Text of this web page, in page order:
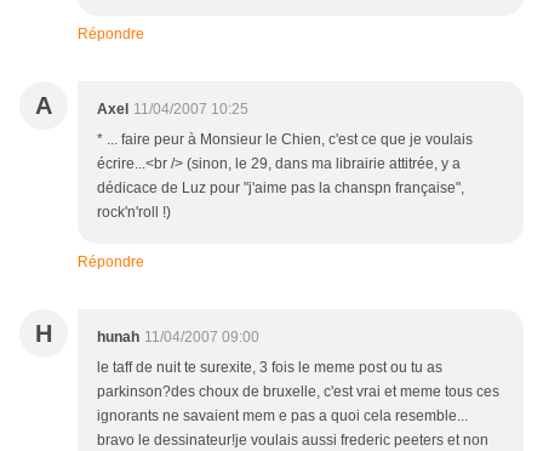
Répondre
A Axel 11/04/2007 10:25
* ... faire peur à Monsieur le Chien, c'est ce que je voulais
écrire...<br /> (sinon, le 29, dans ma librairie attitrée, y a
dédicace de Luz pour "j'aime pas la chanspn française",
rock'n'roll !)
Répondre
H hunah 11/04/2007 09:00
le taff de nuit te surexite, 3 fois le meme post ou tu as
parkinson?des choux de bruxelle, c'est vrai et meme tous ces
ignorants ne savaient mem e pas a quoi cela resemble...
bravo le dessinateur!je voulais aussi frederic peeters et non